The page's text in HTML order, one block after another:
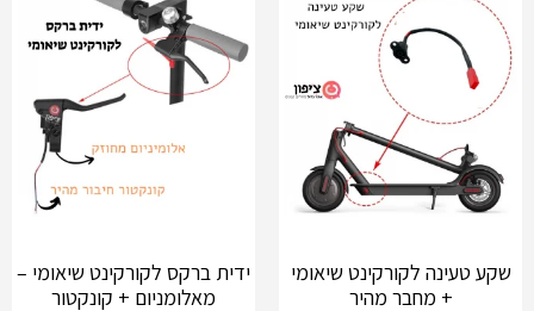
שקע טעינה לקורקינט שיאומי
+ מחבר מהיר
ידית ברקס לקורקינט שיאומי –
מאלומניום + קונקטור